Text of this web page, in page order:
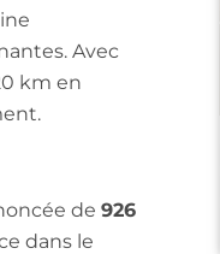
Avec
km en
de 926
dans le